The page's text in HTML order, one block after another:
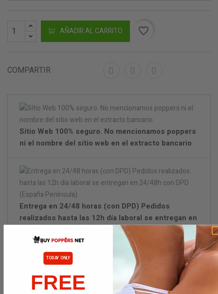
AÑADIR AL CARRITO favorite_border
COMPARTIR
Sítio Web 100% seguro. No mencionamos poppers
ni el nombre del sitio web en el extracto bancario
Entrega en 24/48 horas (con DPD) Pedidos
realizados hasta las 12h día laboral se entregan en
24/48h con DPD (España Península)
Embalaje discreto.
TODAY ONLY
FREE